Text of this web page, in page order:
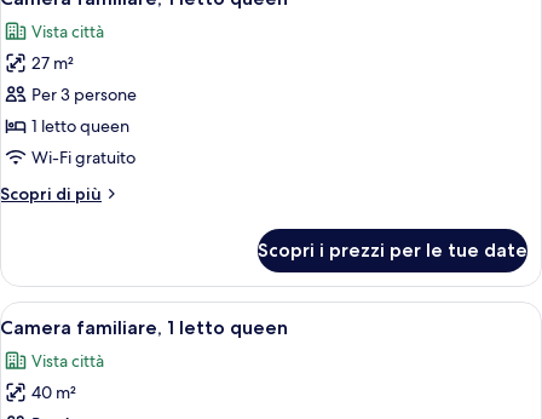
tutte
le
foto
per
Camera
familiare,
letto
Vista città
27 m²
Per 3 persone
1 letto queen
Wi-Fi gratuito
Scopri di più
Altri
familiare,
letto
Scopri i prezzi per le tue date
Apri
tutte
le
foto
Una camera d'albergo con due letti,
7
Camera familiare, 1 letto queen
Vista città
40 m²